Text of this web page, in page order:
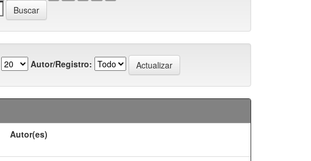
Autor/Registro:
Autor(es)